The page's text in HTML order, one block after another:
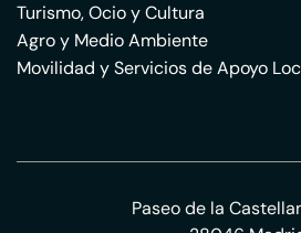
Turismo, Ocio y Cultura
Agro y Medio Ambiente
Movilidad y Servicios de Apoyo
Paseo de la